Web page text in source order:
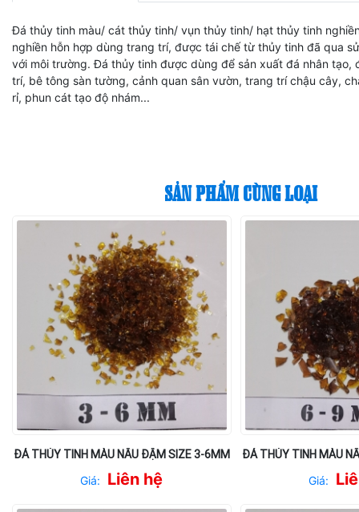
Đá thủy tinh màu/ cát thủy tinh/ vụn thủy tinh/ hạt thủy tinh
nghiền hỗn hợp dùng trang trí, được tái chế từ thủy tinh đã qua
với môi trường. Đá thủy tinh được dùng để sản xuất đá nhân tạo,
trí, bê tông sàn tường, cảnh quan sân vườn, trang trí chậu cây,
rỉ, phun cát tạo độ nhám...
SẢN PHẨM CÙNG LOẠI
ĐÁ THỦY TINH MÀU NÂU ĐẬM SIZE 3-6MM
Giá: Liên hệ
ĐÁ THỦY TINH MÀU
Giá: